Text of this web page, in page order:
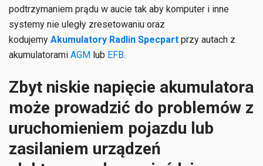
podtrzymaniem prądu w aucie tak aby komputer i inne
systemy nie uległy zresetowaniu oraz
kodujemy Akumulatory Radlin Specpart przy autach z
akumulatorami AGM lub EFB.
Zbyt niskie napięcie akumulatora
może prowadzić do problemów z
uruchomieniem pojazdu lub
zasilaniem urządzeń